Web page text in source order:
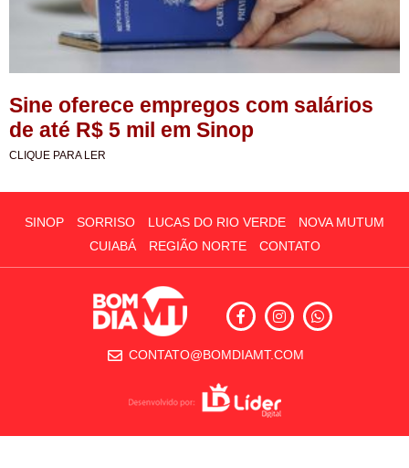
Sine oferece empregos com salários
de até R$ 5 mil em Sinop
CLIQUE PARA LER
SINOP SORRISO LUCAS DO RIO VERDE
NOVA MUTUM
CUIABÁ
REGIÃO NORTE CONTATO
CONTATO@BOMDIAMT.COM